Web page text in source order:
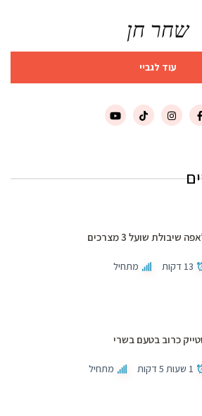
שחר חן
עוד לגביי
שיבולת שועל 3 מצרכים
13 דקות מתחיל
כרוב בטעם בשרי
1 שעות 5 דקות מתחיל